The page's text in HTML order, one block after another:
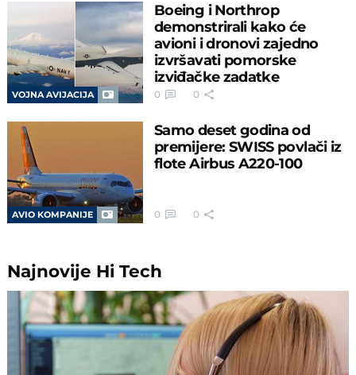
VOJNA AVIJACIJA
Boeing i Northrop
demonstrirali kako će
avioni i dronovi zajedno
izvršavati pomorske
izviđačke zadatke
0 0
AVIO KOMPANIJE
Samo deset godina od
premijere: SWISS povlači iz
flote Airbus A220-100
0 0
Najnovije Hi Tech